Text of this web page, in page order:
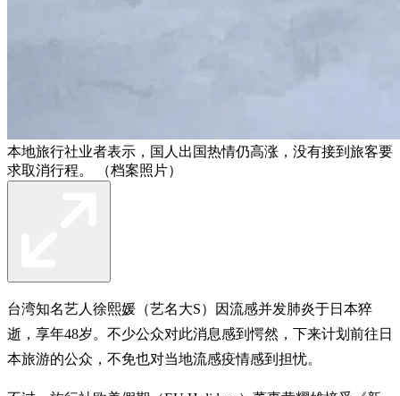
本地旅行社业者表示，国人出国热情仍高涨，没有接到旅客要
求取消行程。 （档案照片）
台湾知名艺人徐熙媛（艺名大S）因流感并发肺炎于日本猝
逝，享年48岁。不少公众对此消息感到愕然，下来计划前往日
本旅游的公众，不免也对当地流感疫情感到担忧。